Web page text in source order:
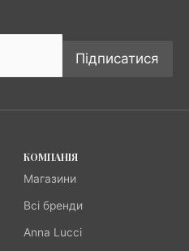
Підписатися
КОМПАНІЯ
Магазини
Всі бренди
Anna Lucci